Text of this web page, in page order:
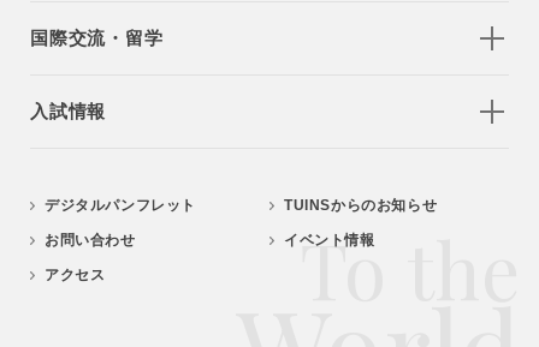
国際交流・留学
入試情報
デジタルパンフレット
お問い合わせ
アクセス
TUINSからのお知らせ
イベント情報
To the